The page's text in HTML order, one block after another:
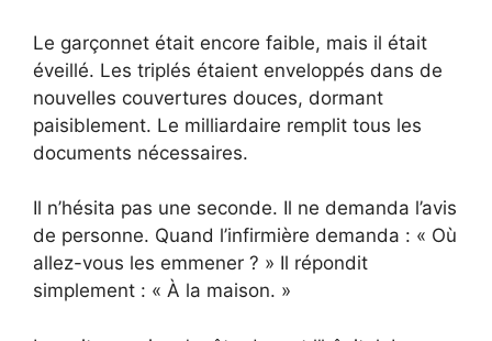
Le garçonnet était encore faible, mais il était
éveillé. Les triplés étaient enveloppés dans de
nouvelles couvertures douces, dormant
paisiblement. Le milliardaire remplit tous les
documents nécessaires.
Il n’hésita pas une seconde. Il ne demanda l’avis
de personne. Quand l’infirmière demanda : « Où
allez-vous les emmener ? » Il répondit
simplement : « À la maison. »